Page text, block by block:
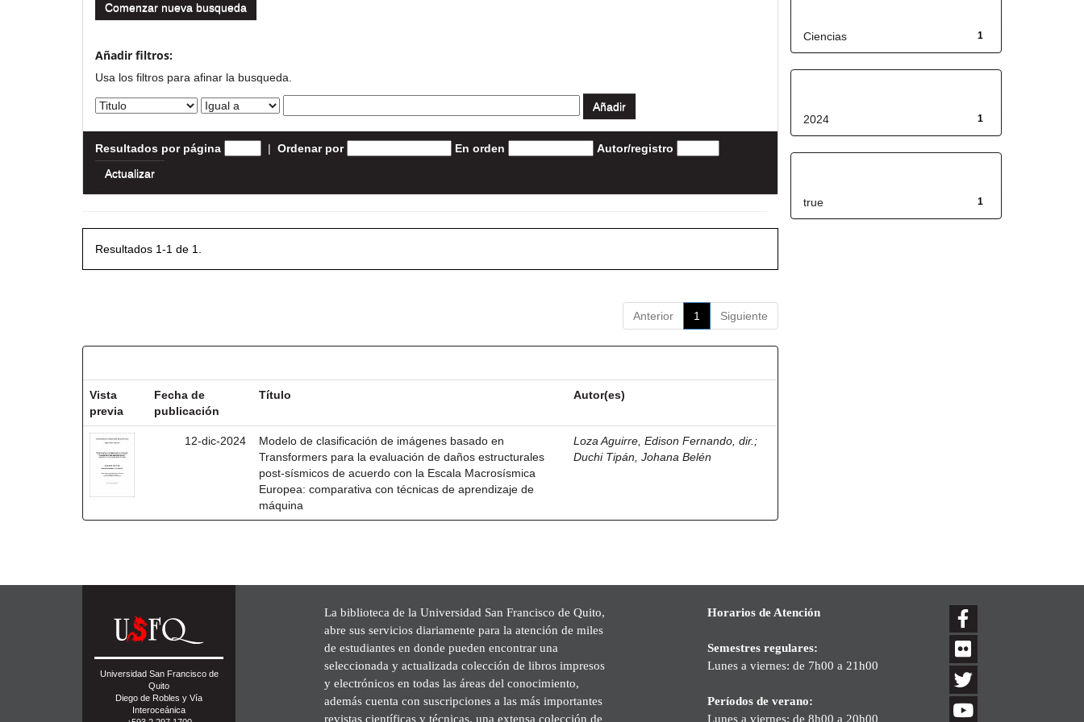
Comenzar nueva busqueda
Añadir filtros:
Usa los filtros para afinar la busqueda.
Resultados por página | Ordenar por En orden Autor/registro
Resultados 1-1 de 1.
Anterior 1 Siguiente
Vista
previa
Fecha de
publicación
Título Autor(es)
12-dic-2024
Modelo de clasificación de imágenes basado en
Transformers para la evaluación de daños estructurales
post-sísmicos de acuerdo con la Escala Macrosísmica
Europea: comparativa con técnicas de aprendizaje de
máquina
Loza Aguirre, Edison Fernando, dir. ;
Duchi Tipán, Johana Belén
1
Ciencias
1
2024
1
true
Universidad San Francisco de
Quito
Diego de Robles y Vía
Interoceánica
La biblioteca de la Universidad San Francisco de Quito,
abre sus servicios diariamente para la atención de miles
de estudiantes en donde pueden encontrar una
seleccionada y actualizada colección de libros impresos
y electrónicos en todas las áreas del conocimiento,
además cuenta con suscripciones a las más importantes
revistas científicas y técnicas, una extensa colección de
Horarios de Atención
Semestres regulares:
Lunes a viernes: de 7h00 a 21h00
Períodos de verano:
Lunes a viernes: de 8h00 a 20h00